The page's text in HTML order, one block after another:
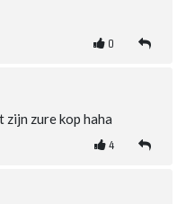
0
zijn zure kop haha
4